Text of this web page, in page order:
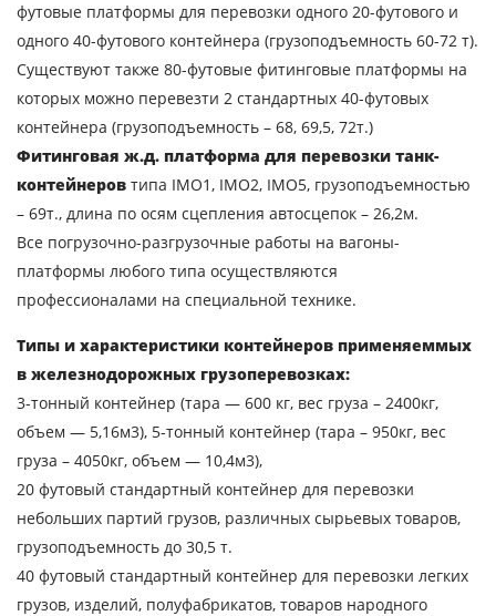
футовые платформы для перевозки одного 20-футового и
одного 40-футового контейнера (грузоподъемность 60-72 т).
Существуют также 80-футовые фитинговые платформы на
которых можно перевезти 2 стандартных 40-футовых
контейнера (грузоподъемность – 68, 69,5, 72т.)
Фитинговая ж.д. платформа для перевозки танк-
контейнеров типа IMO1, IMO2, IMO5, грузоподъемностью
– 69т., длина по осям сцепления автосцепок – 26,2м.
Все погрузочно-разгрузочные работы на вагоны-
платформы любого типа осуществляются
профессионалами на специальной технике.
Типы и характеристики контейнеров применяеммых
в железнодорожных грузоперевозках:
3-тонный контейнер (тара — 600 кг, вес груза – 2400кг,
объем — 5,16м3), 5-тонный контейнер (тара – 950кг, вес
груза – 4050кг, объем — 10,4м3),
20 футовый стандартный контейнер для перевозки
небольших партий грузов, различных сырьевых товаров,
грузоподъемность до 30,5 т.
40 футовый стандартный контейнер для перевозки легких
грузов, изделий, полуфабрикатов, товаров народного